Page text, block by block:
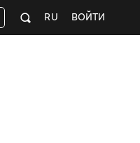
ВОЙТИ
RU